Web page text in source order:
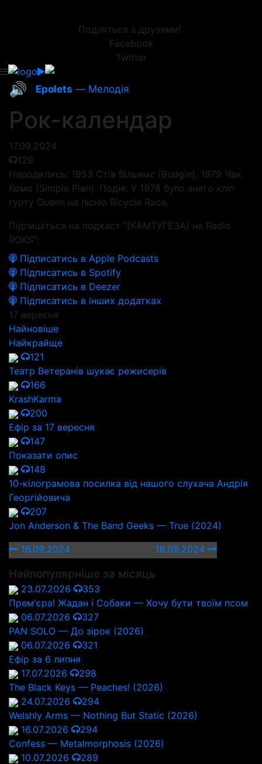
Поділіться з друзями!
Facebook
Twitter
🔊 Epolets — Мелодія
Рок-календар
17.09.2024
129
Народились: 1953 Стів Вільямс (Budgie), 1979 Чак
Комо (Simple Plan). Подія: У 1978 було знято кліп
гурту Queen на пісню Bicycle Race.
Підпишіться на подкаст "[КАМТУГЕЗА] на Radio
ROKS":
Підписатись в Apple Podcasts
Підписатись в Spotify
Підписатись в Deezer
Підписатись в інших додатках
17 вересня
Найновіше
Найкрайще
121
Театр Ветеранів шукає режисерів
166
KrashKarma
200
Ефір за 17 вересня
147
Показати опис
148
10-кілограмова посилка від нашого слухача Андрія
Георгійовича
207
Jon Anderson & The Band Geeks — True (2024)
16.09.2024
18.09.2024
Найпопулярніше за місяць
23.07.2026
353
Прем'єра! Жадан і Собаки — Хочу бути твоїм псом
06.07.2026
327
PAN SOLO — До зірок (2026)
06.07.2026
321
Ефір за 6 липня
17.07.2026
298
The Black Keys — Peaches! (2026)
24.07.2026
294
Welshly Arms — Nothing But Static (2026)
16.07.2026
294
Confess — Metalmorphosis (2026)
10.07.2026
289